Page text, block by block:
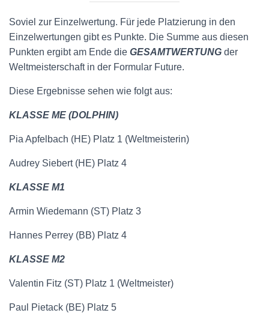
Soviel zur Einzelwertung. Für jede Platzierung in den
Einzelwertungen gibt es Punkte. Die Summe aus diesen
Punkten ergibt am Ende die GESAMTWERTUNG der
Weltmeisterschaft in der Formular Future.
Diese Ergebnisse sehen wie folgt aus:
KLASSE ME (DOLPHIN)
Pia Apfelbach (HE) Platz 1 (Weltmeisterin)
Audrey Siebert (HE) Platz 4
KLASSE M1
Armin Wiedemann (ST) Platz 3
Hannes Perrey (BB) Platz 4
KLASSE M2
Valentin Fitz (ST) Platz 1 (Weltmeister)
Paul Pietack (BE) Platz 5